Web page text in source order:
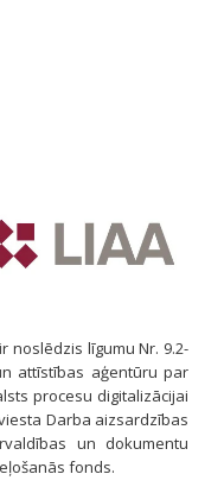
noslēdzis līgumu Nr. 9.2-
attīstības aģentūru par
procesu digitalizācijai
Darba aizsardzības
un dokumentu
fonds.